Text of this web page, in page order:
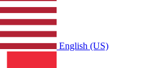
English (US)